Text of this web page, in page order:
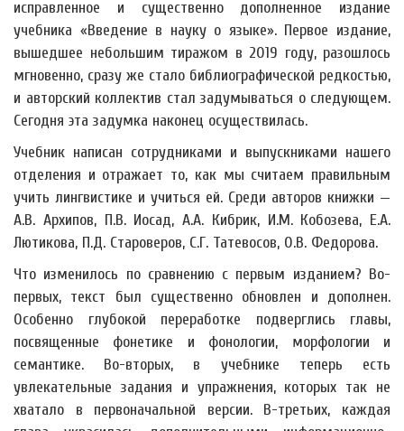
исправленное и существенно дополненное издание
учебника «Введение в науку о языке». Первое издание,
вышедшее небольшим тиражом в 2019 году, разошлось
мгновенно, сразу же стало библиографической редкостью,
и авторский коллектив стал задумываться о следующем.
Сегодня эта задумка наконец осуществилась.
Учебник написан сотрудниками и выпускниками нашего
отделения и отражает то, как мы считаем правильным
учить лингвистике и учиться ей. Среди авторов книжки —
А.В. Архипов, П.В. Иосад, А.А. Кибрик, И.М. Кобозева, Е.А.
Лютикова, П.Д. Староверов, С.Г. Татевосов, О.В. Федорова.
Что изменилось по сравнению с первым изданием? Во-
первых, текст был существенно обновлен и дополнен.
Особенно глубокой переработке подверглись главы,
посвященные фонетике и фонологии, морфологии и
семантике. Во-вторых, в учебнике теперь есть
увлекательные задания и упражнения, которых так не
хватало в первоначальной версии. В-третьих, каждая